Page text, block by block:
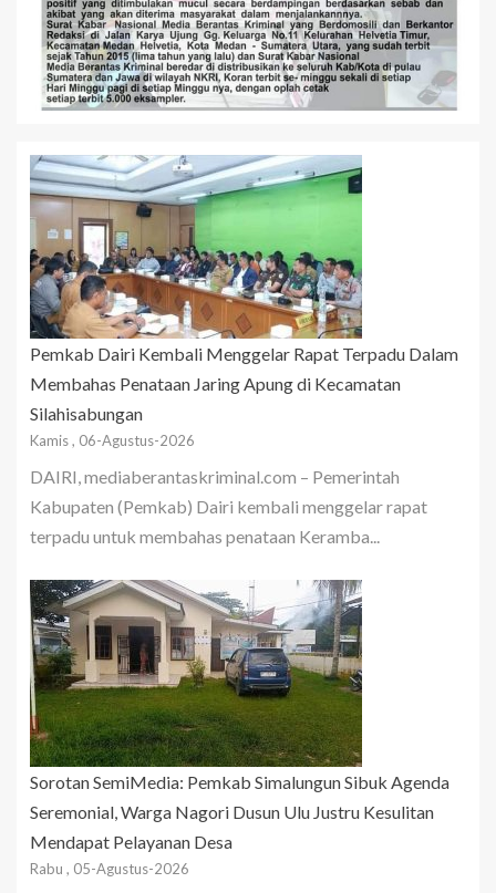
Pemkab Dairi Kembali Menggelar Rapat Terpadu Dalam
Membahas Penataan Jaring Apung di Kecamatan
Silahisabungan
Kamis , 06-Agustus-2026
DAIRI, mediaberantaskriminal.com – Pemerintah
Kabupaten (Pemkab) Dairi kembali menggelar rapat
terpadu untuk membahas penataan Keramba...
Sorotan SemiMedia: Pemkab Simalungun Sibuk Agenda
Seremonial, Warga Nagori Dusun Ulu Justru Kesulitan
Mendapat Pelayanan Desa
Rabu , 05-Agustus-2026